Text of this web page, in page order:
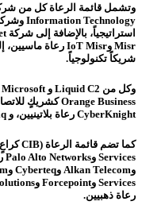
شريكاً تكنولوجياً.
CyberKnight رعاة بلاتينيين، و NoventiqوIBM رعاة تيتانيوم.
رعاة ذهبيين.